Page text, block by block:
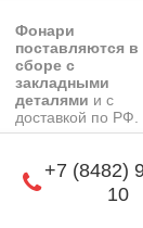
Фонари
поставляются в
сборе с
закладными
деталями и с
доставкой по РФ.
+7 (8482)
10